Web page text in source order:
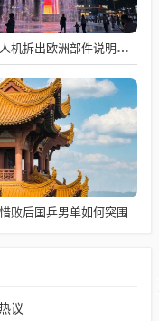
俄军无人机拆出欧洲部件说明什么
败后国乒男单如何突围
议